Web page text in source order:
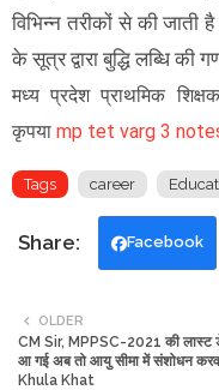
विभिन्न तरीकों से की
के सूत्र द्वारा बुद्धि लब्धि की
मध्य प्रदेश प्राथमिक
कृपया mp tet varg 3
Tags career
Facebook
OLDER
CM Sir, MPPSC-2021 की लास्ट
आ गई अब तो आयु सीमा में संशोधन
Khula Khat